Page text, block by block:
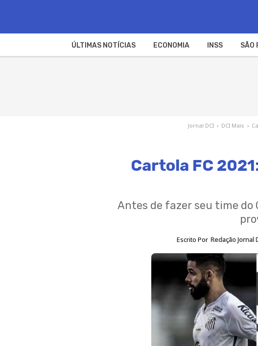
ÚLTIMAS NOTÍCIAS ECONOMIA INSS SÃO
Jornal DCI › DCI Mais ›
Cartola FC
Antes de fazer seu time do
Escrito Por Redação Jornal